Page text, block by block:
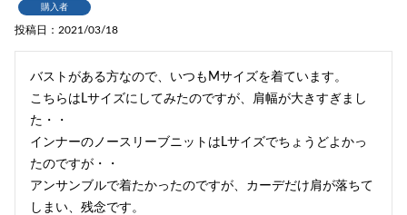
購入者
投稿日 2021/03/18
バストがある方なので、いつもMサイズを着ています。
こちらはLサイズにしてみたのですが、肩幅が大きすぎまし
た・・
インナーのノースリーブニットはLサイズでちょうどよかっ
たのですが・・
アンサンブルで着たかったのですが、カーデだけ肩が落ちて
しまい、残念です。